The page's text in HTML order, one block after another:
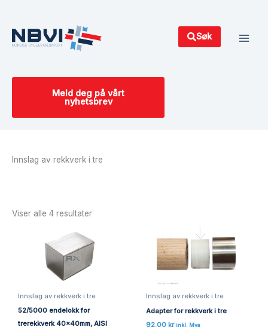
innholdet
Søk
Meld deg på vårt
nyhetsbrev
Innslag av rekkverk i tre
Viser alle 4 resultater
Innslag av rekkverk i tre
52/5000 endelokk for
trerekkverk 40x40mm, AISI
Innslag av rekkverk i tre
Adapter for rekkverk i tre
92.00 kr inkl. Mva